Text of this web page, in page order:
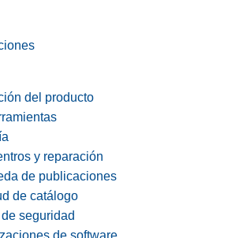
del producto
y reparación
de publicaciones
de catálogo
seguridad